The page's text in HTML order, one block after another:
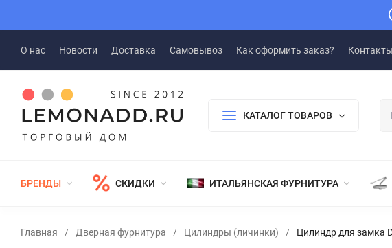
О нас Новости Доставка Самовывоз Как оформить заказ? Контакты
КАТАЛОГ ТОВАРОВ
БРЕНДЫ СКИДКИ ИТАЛЬЯНСКАЯ ФУРНИТУРА
Главная / Дверная фурнитура / Цилиндры (личинки) / Цилиндр для замка